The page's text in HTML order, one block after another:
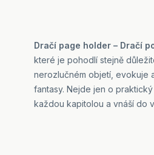
Dračí page holder – Dračí
které je pohodlí stejně
nerozlučném objetí, evokuje
fantasy. Nejde jen o
každou kapitolou a vnáší do